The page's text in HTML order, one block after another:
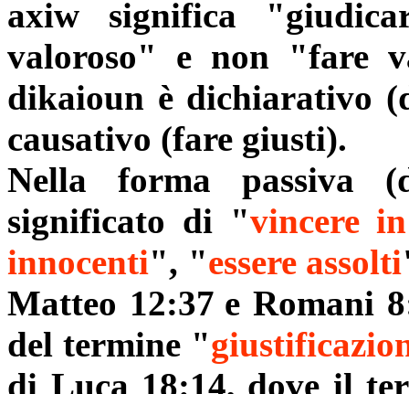
axiw significa
valoroso" e non "fare
dikaioun è dichiarativo
causativo (fare giusti).
Nella forma passiva
significato di "vincere
innocenti", "essere assolti
Matteo 12:37 e Romani
del termine "
di Luca 18:14, dove il